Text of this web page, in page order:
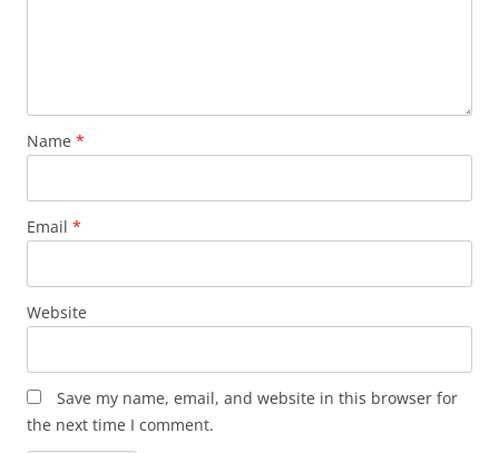
Name *
Email *
Website
Save my name, email, and website in this browser for
the next time I comment.